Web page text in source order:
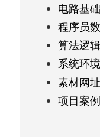
电路基础
程序员
算法逻辑
系统环境
素材网址
项目案例